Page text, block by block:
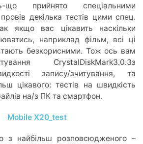
що прийнято спеціальними
декілька тестів цими спец.
якщо вас цікавить наскільки
наприклад фільм, всі ці
безкорисними. Тож ось вам
CrystalDiskMark3.0.3з
запису/зчитування, та
цікавого: тестів на швидкість
на/з ПК та смартфон.
з найбільш розповсюдженого –